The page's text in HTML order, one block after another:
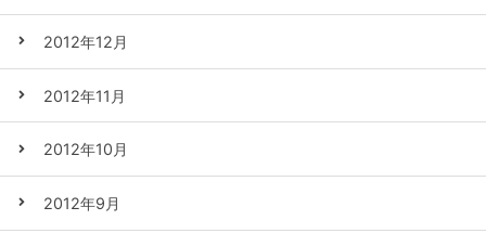
2012年12月
2012年11月
2012年10月
2012年9月